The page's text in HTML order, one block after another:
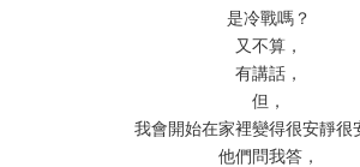
是冷戰嗎？
又不算，
有講話，
但，
我會開始在家裡變得很安靜很
他們問我答，